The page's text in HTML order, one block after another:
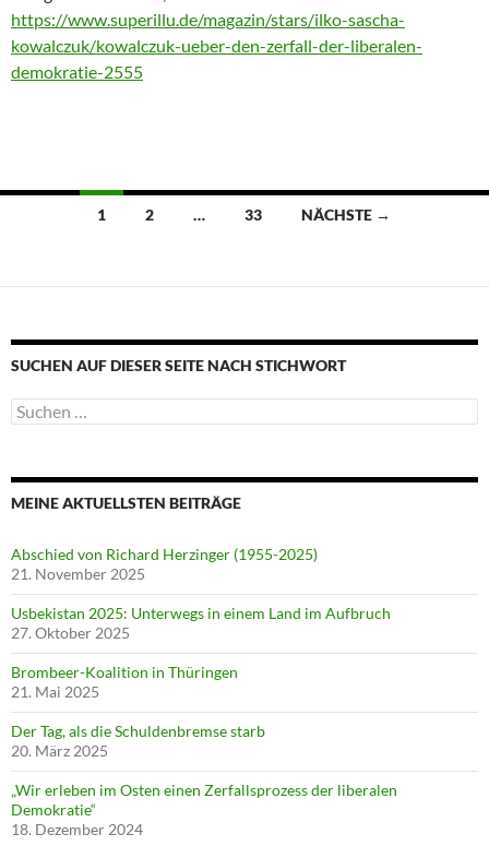
https://www.superillu.de/magazin/stars/ilko-sascha-
kowalczuk/kowalczuk-ueber-den-zerfall-der-liberalen-
demokratie-2555
Beitragsnavigation
1 2 … 33 NÄCHSTE →
SUCHEN AUF DIESER SEITE NACH STICHWORT
Suche
nach:
MEINE AKTUELLSTEN BEITRÄGE
Abschied von Richard Herzinger (1955-2025)
21. November 2025
Usbekistan 2025: Unterwegs in einem Land im Aufbruch
27. Oktober 2025
Brombeer-Koalition in Thüringen
21. Mai 2025
Der Tag, als die Schuldenbremse starb
20. März 2025
„Wir erleben im Osten einen Zerfallsprozess der liberalen
Demokratie“
18. Dezember 2024